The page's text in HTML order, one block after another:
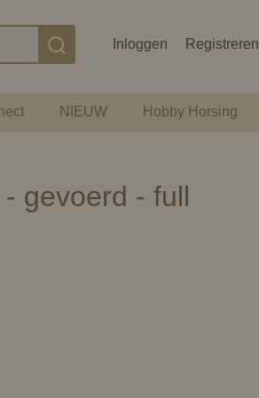
Inloggen Registreren
NIEUW Hobby Horsing
gevoerd - full